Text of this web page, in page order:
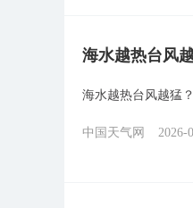
海水越热台风
海水越热台风越猛？
中国天气网 2026-